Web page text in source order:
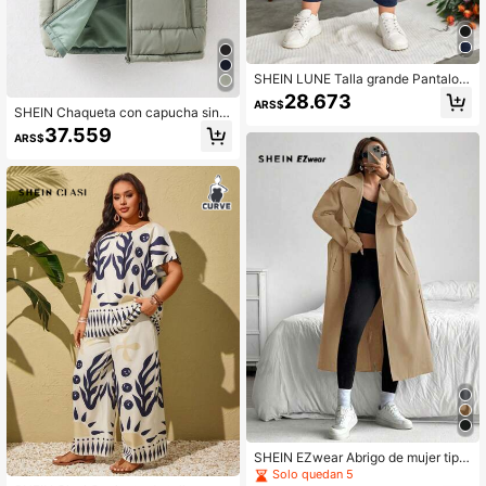
SHEIN Chaqueta con capucha sin
mangas de moda para niño, chalec
o acolchado para otoño/invierno
ARS$37.559
SHEIN LUNE Talla grande Pantalon
es deportivos unicolor con bolsillo o
blicuo
ARS$28.673
SHEIN EZwear Abrigo de mujer tipo
trinchera de color camello tejido, ve
Solo quedan 5